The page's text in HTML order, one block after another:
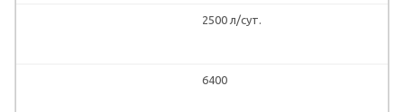
2500 л/сут.
6400